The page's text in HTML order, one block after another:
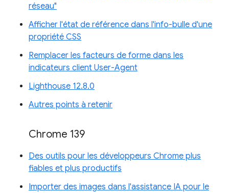
réseau"
Afficher l'état de référence dans l'info-bulle d'une
propriété CSS
Remplacer les facteurs de forme dans les
indicateurs client User-Agent
Lighthouse 12.8.0
Autres points à retenir
Chrome 139
Des outils pour les développeurs Chrome plus
fiables et plus productifs
Importer des images dans l'assistance IA pour le